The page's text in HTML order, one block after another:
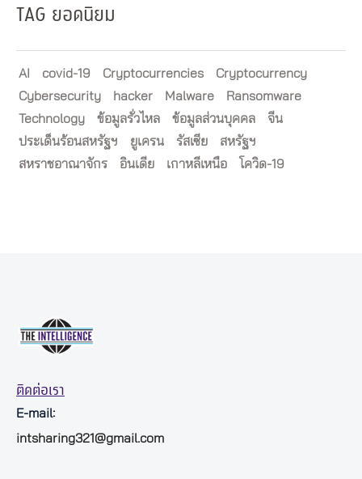
TAG ยอดนิยม
AI covid-19 Cryptocurrencies
Cryptocurrency
Cybersecurity
hacker Malware
Ransomware
Technology
ข้อมูลรั่วไหล ข้อมูลส่วนบุคคล
จีน
ประเด็นร้อนสหรัฐฯ
ยูเครน รัสเซีย
สหรัฐฯ
สหราชอาณาจักร
อินเดีย เกาหลีเหนือ โควิด-19
ติดต่อเรา
E-mail:
intsharing321@gmail.com